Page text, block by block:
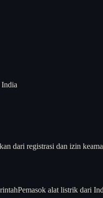
India
dari registrasi dan izin
Pemasok alat listrik dari